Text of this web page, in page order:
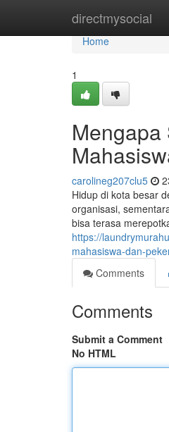
directmysocial
Home
Home
1
carolineg207clu5
Hidup di kota besar
organisasi,
bisa terasa
https://
mahasiswa-dan-
Comments
Comments
Submit a Comment
No HTML